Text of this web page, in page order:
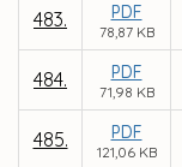
483. PDF
78,87 KB
484. PDF
71,98 KB
485. PDF
121,06 KB